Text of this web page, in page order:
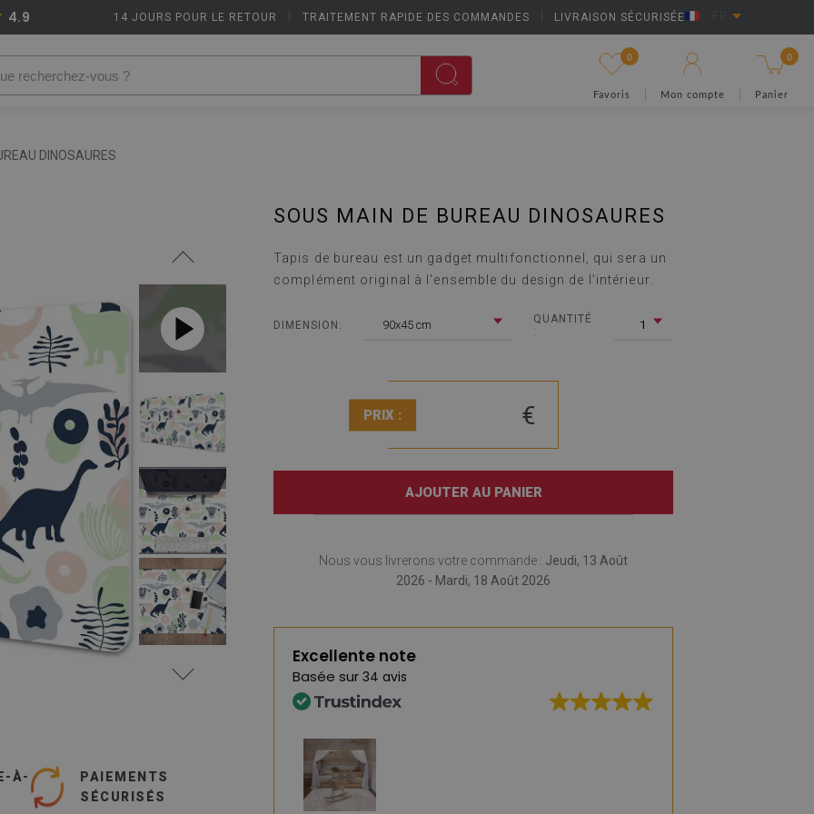
14 JOURS POUR LE RETOUR TRAITEMENT RAPIDE DES COMMANDES LIVRAISON SÉCURISÉE
4.9
0
Favoris Mon compte
0
Panier
DINOSAURES
À-
PAIEMENTS
SÉCURISÉS
SOUS MAIN DE BUREAU DINOSAURES
Tapis de bureau est un gadget multifonctionnel, qui sera un
complément original à l'ensemble du design de l’intérieur.
DIMENSION: 90x45 cm
QUANTITÉ
:
1
PRIX : €
AJOUTER AU PANIER
Nous vous livrerons votre commande : Jeudi, 13 Août
2026 - Mardi, 18 Août 2026
Excellente note
Basée sur 34 avis